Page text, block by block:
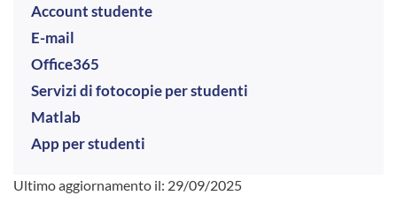
Account studente
E-mail
Office365
Servizi di fotocopie per studenti
Matlab
App per studenti
Ultimo aggiornamento il: 29/09/2025